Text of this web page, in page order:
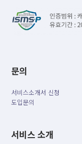
문의
서비스소개서 신청
도입문의
서비스 소개